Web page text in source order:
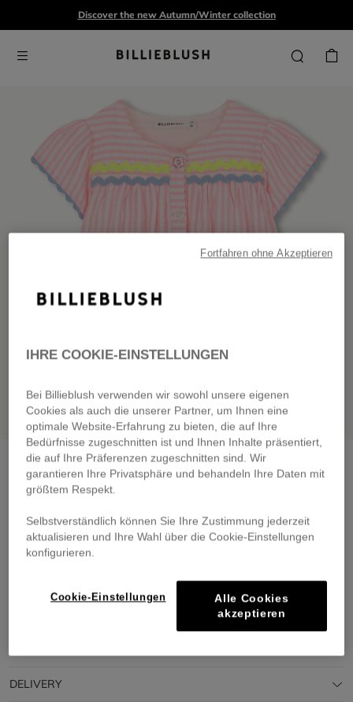
Discover the new Autumn/Winter collection
Striped dressfluroesent pink white
Pay in 4 interest-free instalments
🔒 Secure payment & easy returns
DELIVERY
IHRE COOKIE-EINSTELLUNGEN
Bei Billieblush verwenden wir sowohl unsere eigenen
Cookies als auch die unserer Partner, um Ihnen eine
optimale Website-Erfahrung zu bieten, die auf Ihre
Bedürfnisse zugeschnitten ist und Ihnen Inhalte präsentiert,
die auf Ihre Präferenzen zugeschnitten sind. Wir
garantieren Ihre Privatsphäre und behandeln Ihre Daten mit
größtem Respekt.
Selbstverständlich können Sie Ihre Zustimmung jederzeit
aktualisieren und Ihre Wahl über die Cookie-Einstellungen
konfigurieren.
Cookie-Einstellungen
Alle Cookies
akzeptieren
Fortfahren ohne Akzeptieren